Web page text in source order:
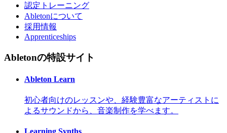
認定トレーニング
Abletonについて
採用情報
Apprenticeships
Abletonの特設サイト
Ableton Learn
初心者向けのレッスンや、経験豊富なアーティストに
よるサウンドから、音楽制作を学べます。
Learning Synths